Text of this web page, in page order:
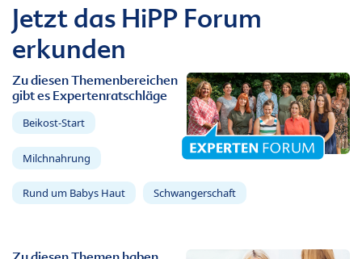
Jetzt das HiPP Forum
erkunden
Zu diesen Themenbereichen
gibt es Expertenratschläge
Beikost-Start
Milchnahrung
Rund um Babys Haut Schwangerschaft